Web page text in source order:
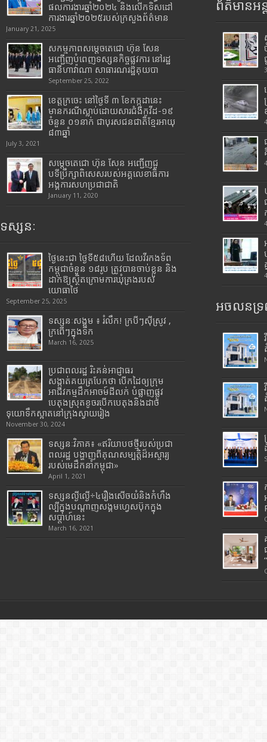
ផលការងារឆ្នាំ២០២៤ និងលើកទិសដៅ
ការងារឆ្នាំ២០២៥របស់​ក្រសួង​ព័ត៌មាន​
January 21, 2025
សកម្មភាពសម្តេចតេជោ ហ៊ុន សែន
អញ្ជើញបំពេញទស្សនកិច្ចផ្លូវការ នៅរដ្ឋ
ធានីហាវ៉ាណា សាធារណរដ្ឋគុយបា
September 25, 2022
ខេត្តក្រចេះ នៅថ្ងៃទី ៣ ខែកក្កដានេះ
មានករណីស្លាប់ដោយសារជំងឺកូវីដ-១៩
ចំនួន ០១នាក់ ជាបុរសជនជាតិខ្មែរអាយុ
៨៣ឆ្នាំ
July 3, 2021
សម្តេចតេជោ ហ៊ុន សែន អញ្ជើញជួ
បទីប្រឹក្សាពិសេសរបស់អគ្គលេខាធិការ
អង្គការសហប្រជាជាតិ
January 11, 2020
ទស្សនៈ
ថ្ងៃនេះជា ថ្ងៃទី៥៨ហើយ ដែលវីរកងទ័ព
កម្ពុជាចំនួន ១៨រូប ត្រូវបានចាប់ខ្លួន និង
ដាក់ឱ្យស្ថិតក្រោមការឃុំគ្រងរបស់
យោធាថៃ
September 25, 2025
ទស្សនៈសង្គម ៖ រំលឹក! ក្របីៗស៊ីស្រូវ ,
ក្រពើៗក្នុងទឹក
March 16, 2025
ប្រជាពលរដ្ឋ រិះគន់អាជ្ញាធរ
សង្កាត់គយត្របែកថា បើកដៃឲ្យក្រុម
អាជីវកម្មដឹកអាចម៍ដីលក់ បំផ្លាញផ្លូវ
បេតុងស្រុតខូចរបើកបេតុងនិងដាច់
ទុយោទឹកស្អាតនៅក្រុងស្វាយរៀង
November 30, 2024
ទស្សនៈវិភាគ៖ «ឥរិយាបថថ្មីរបស់ប្រជា
ពលរដ្ឋ បង្ហាញពីគុណសម្បត្តិដ៏អស្ចារ្យ
របស់មេដឹកនាំកម្ពុជា»
April 1, 2021
ទស្សនល្ងីល្ងើ÷៤រឿងសើចយំនិងកំហឹង
ល្បីក្នុងបណ្តាញសង្គមហ្វេសប៊ុកក្នុង
សប្តាហ៍នេះ
March 16, 2021
ព័ត៌មានអន្
អចលនទ្រ